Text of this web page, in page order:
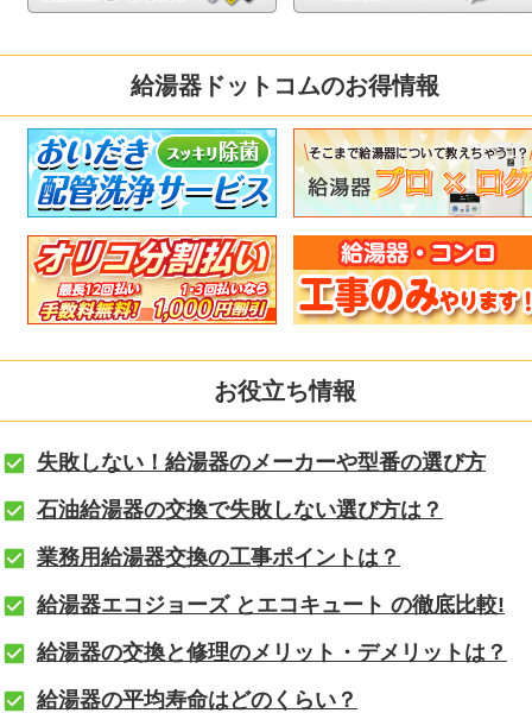
給湯器ドットコムのお得情報
お役立ち情報
失敗しない！給湯器のメーカーや型番の選び方
石油給湯器の交換で失敗しない選び方は？
業務用給湯器交換の工事ポイントは？
給湯器エコジョーズ とエコキュート の徹底比較!
給湯器の交換と修理のメリット・デメリットは？
給湯器の平均寿命はどのくらい？